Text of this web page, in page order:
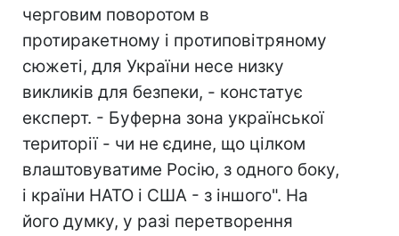
черговим поворотом в
протиракетному і протиповітряному
сюжеті, для України несе низку
викликів для безпеки, - констатує
експерт. - Буферна зона української
території - чи не єдине, що цілком
влаштовуватиме Росію, з одного боку,
і країни НАТО і США - з іншого". На
його думку, у разі перетворення